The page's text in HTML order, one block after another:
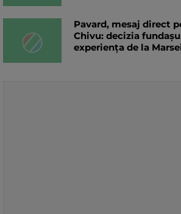
Pavard, mesaj direct
Chivu: decizia
experiența de la